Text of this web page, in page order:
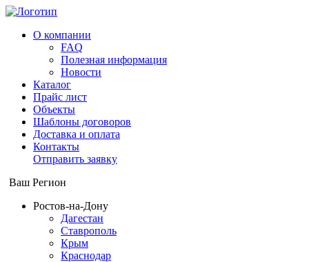
О компании
FAQ
Полезная информация
Новости
Каталог
Прайс лист
Объекты
Шаблоны договоров
Доставка и оплата
Контакты
Отправить заявку
Ваш Регион
Ростов-на-Дону
Дагестан
Ставрополь
Крым
Краснодар